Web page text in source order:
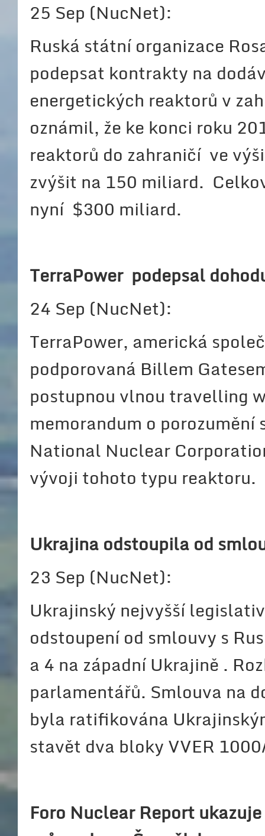
25 Sep (NucNet):
Ruská státní organizace
podepsat kontrakty na
energetických reaktorů v
oznámil, že ke konci roku
reaktorů do zahraničí ve
zvýšit na 150 miliard.
nyní $300 miliard.
TerraPower podepsal
24 Sep (NucNet):
TerraPower, americká
podporovaná Billem
postupnou vlnou travelling
memorandum o
National Nuclear
vývoji tohoto typu reaktoru.
Ukrajina odstoupila od
23 Sep (NucNet):
Ukrajinský nejvyšší
odstoupení od smlouvy s
a 4 na západní Ukrajině .
parlamentářů. Smlouva na
byla ratifikována
stavět dva bloky VVER
Foro Nuclear Report